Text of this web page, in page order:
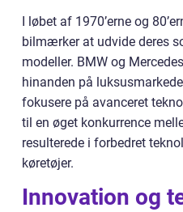
I løbet af 1970’erne og
bilmærker at udvide deres
modeller. BMW og
hinanden på
fokusere på avanceret
til en øget konkurrence
resulterede i forbedret
køretøjer.
Innovation og